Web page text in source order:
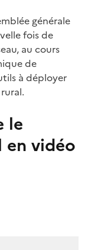
générale
fois de
au cours
de
à déployer
le
en vidéo